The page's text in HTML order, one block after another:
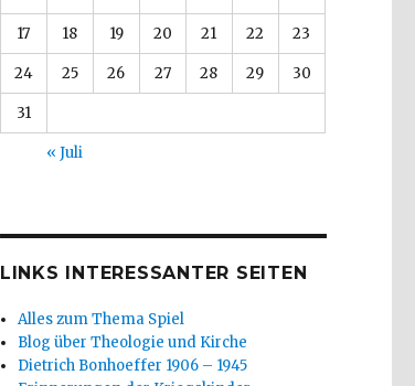
17 18 19 20 21 22 23
24 25 26 27 28 29 30
31
« Juli
LINKS INTERESSANTER SEITEN
Alles zum Thema Spiel
Blog über Theologie und Kirche
Dietrich Bonhoeffer 1906 – 1945